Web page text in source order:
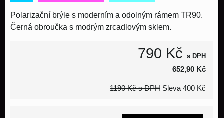
Polarizační brýle s moderním a odolným rámem TR90.
Černá obroučka s modrým zrcadlovým sklem.
790 Kč s DPH
652,90 Kč
1190 Kč s DPH Sleva 400 Kč